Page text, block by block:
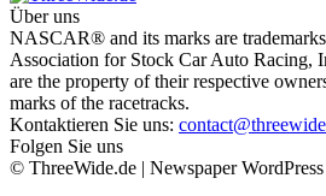
Über uns
NASCAR® and its marks are
Association for Stock Car Auto Racing,
are the property of their respective
marks of the racetracks.
Kontaktieren Sie uns:
Folgen Sie uns
© ThreeWide.de | Newspaper